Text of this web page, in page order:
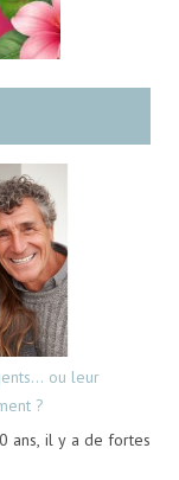
ou leur
?
ans, il y a de fortes